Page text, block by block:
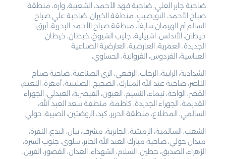
ضاحية جابر العلي، ضاحية فهد الأحمد، الشعيبة، واره، منطقة
صباح الأحمد، النويصيب، منطقة الخيران، ضاحية علي صباح
السالم أم الهيمان سابقاً، منطقة صباح الأحمد البحرية، أبرق
خيطان، الأندلس، اشبيلية، جليب الشيوخ، خيطان، خيطان
الجديدة، العمرية، العارضية، العارضية الصناعية
العباسية، الفردوس، الفروانية، الحساوي،
الشدادية، الرابية، الرحاب، الرقعي، الري الصناعية، ضاحية صباح
الناصر، ضاحية عبد الله المبارك، الضجيج، الصليبية، أمغرة، النعيم،
القصر، الواحة، تيماء، النسيم، العيون، القيصرية، العبدلي، الجهراء
القديمة، الجهراء الجديدة، كاظمة، منطقة سعد العبد الله،
السالمي، المطلاع، منطقة الحرير، كبد، الروضتين، الصبية، حولي
الشعب، السالمية، الرميثية، الجابرية، مشرف، بيان، آلبدع، النقرة،
ميدان حولي، ضاحية مبارك العبد الله الجابر، سلوى، جنوب السرة،
الزهراء، الصديق، حطين، السلام، الشهداء، العدان، القصور، القرين،